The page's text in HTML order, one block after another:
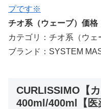
プです※
チオ系（ウェーブ）価格
カテゴリ：チオ系（ウェ
ブランド：SYSTEM
CURLISSIMO【
400ml/400ml【医